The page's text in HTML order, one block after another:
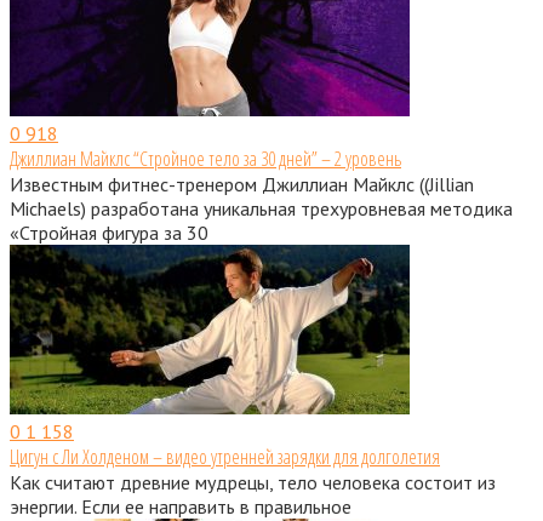
0 918
Джиллиан Майклс “Стройное тело за 30 дней” – 2 уровень
Известным фитнес-тренером Джиллиан Майклс ((Jillian
Michaels) разработана уникальная трехуровневая методика
«Стройная фигура за 30
0 1 158
Цигун с Ли Холденом – видео утренней зарядки для долголетия
Как считают древние мудрецы, тело человека состоит из
энергии. Если ее направить в правильное